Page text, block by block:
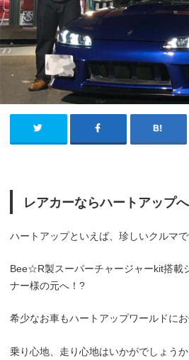
レアカーならハートアップ
ハートアップといえば、珍しいクルマ
Bee☆R製スーパーチャージャーkit搭載
ナー様の元へ！?
希少なお車もハートアップワールドに
乗り心地、走り心地はいかがでしょうか